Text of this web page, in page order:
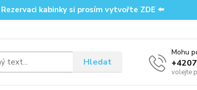
kabinky si prosím vytvořte ZDE ⬅️
Hledat
Mohu
volejte